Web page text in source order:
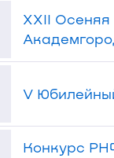
XXII
V
Конкурс